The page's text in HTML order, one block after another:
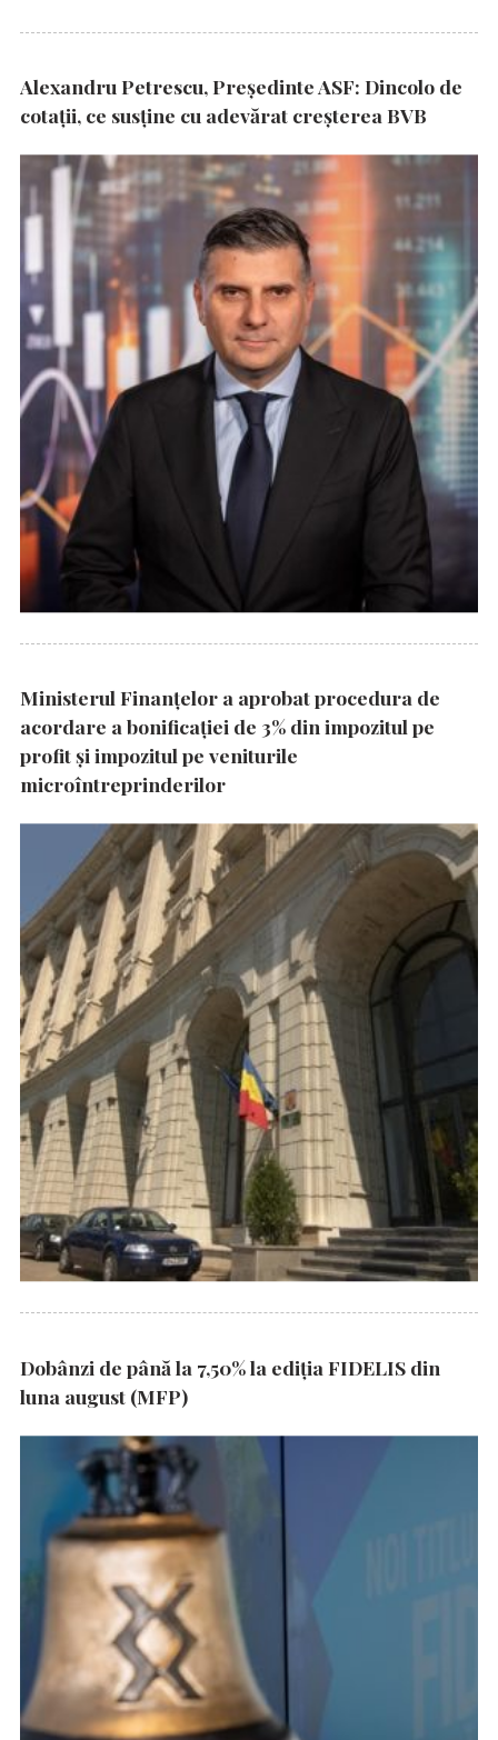
Alexandru Petrescu, Președinte ASF: Dincolo de
cotații, ce susține cu adevărat creșterea BVB
Ministerul Finanțelor a aprobat procedura de
acordare a bonificației de 3% din impozitul pe
profit și impozitul pe veniturile
microîntreprinderilor
Dobânzi de până la 7,50% la ediția FIDELIS din
luna august (MFP)